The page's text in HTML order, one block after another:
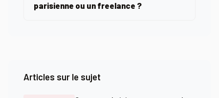
parisienne ou un freelance ?
Articles sur le sujet